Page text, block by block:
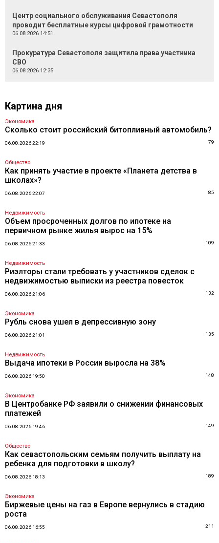
Центр социального обслуживания Севастополя
проводит бесплатные курсы цифровой грамотности
06.08.2026 14:51
Прокуратура Севастополя защитила права участника
СВО
06.08.2026 12:35
Картина дня
Экономика
Сколько стоит российский битопливный автомобиль?
06.08.2026 22:19 79
Общество
Как принять участие в проекте «Планета детства в
школах»?
06.08.2026 22:07 85
Недвижимость
Объем просроченных долгов по ипотеке на
первичном рынке жилья вырос на 15%
06.08.2026 21:33 109
Недвижимость
Риэлторы стали требовать у участников сделок с
недвижимостью выписки из реестра повесток
06.08.2026 21:06 132
Экономика
Рубль снова ушел в депрессивную зону
06.08.2026 21:01 135
Недвижимость
Выдача ипотеки в России выросла на 38%
06.08.2026 19:50 148
Экономика
В Центробанке РФ заявили о снижении финансовых
платежей
06.08.2026 19:46 149
Общество
Как севастопольским семьям получить выплату на
ребенка для подготовки в школу?
06.08.2026 18:13 189
Экономика
Биржевые цены на газ в Европе вернулись в стадию
роста
06.08.2026 16:55 211